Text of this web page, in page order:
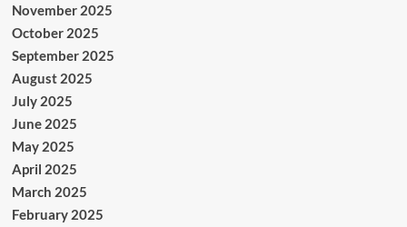
November 2025
October 2025
September 2025
August 2025
July 2025
June 2025
May 2025
April 2025
March 2025
February 2025